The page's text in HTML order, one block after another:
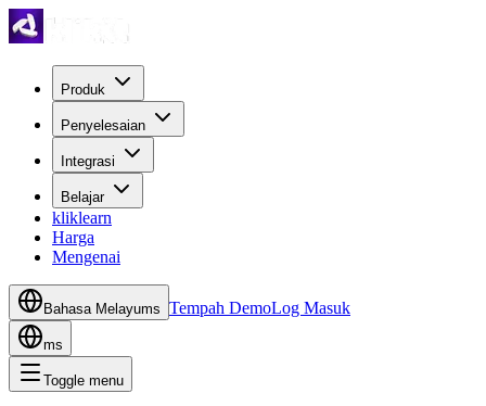
Produk
Penyelesaian
Integrasi
Belajar
kliklearn
Harga
Mengenai
Bahasa Melayums Tempah DemoLog Masuk
ms
Toggle menu